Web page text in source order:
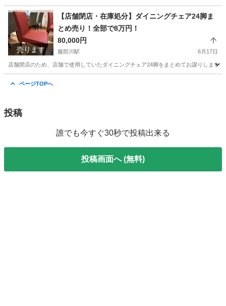
大阪 八尾市 服部川駅 調理器具
売ります
【店舗閉店・在庫処分】ダイニングチェア24脚ま
とめ売り！全部で8万円！
80,000円
服部川駅 6月17日
店舗閉店のため、店舗で使用していたダイニングチェア24脚をまとめてお譲りしま
ページTOPへ
投稿
誰でも今すぐ30秒で投稿出来る
投稿画面へ (無料)